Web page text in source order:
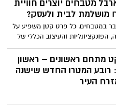
מתקדם באמת מפחית את רמת הכאב
ברורה: במידה ניכרת.
מרקם וצבע פוגשים עיצוב מוקפד,
תחושת יוקרה שמשאירה רושם
בין אם מדובר במטבח מודרני, חדר
מרווח או חלל ציבורי יוקרתי,
בשיש או גרניט פורצלן נכונה יכולה
חלל למקום שמרגיש איכותי, מעוצב
ומזמין.
מטבחים יוצרים חוויית
מושלמת לבית ולעסק?
במטבחים, כל פרט קטן משפיע על
הפונקציונליות והעיצוב הכללי של
המשרד. ארבל מטבחים מציעים
דופן של ידע וניסיון משפחתי לצד
מתקדמת, המאפשר ללקוחות
מפתרונות מותאמים אישית שמדגישים
ועיצוב ייחודי.
מתחם ראשונים – ראשון
רובע המטרו החדש שישנה
העיר